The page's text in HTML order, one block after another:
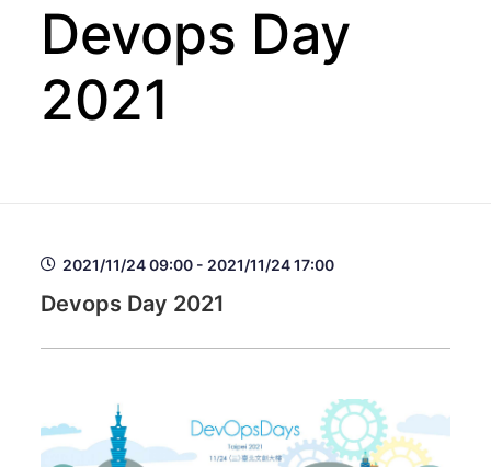
Devops Day
2021
2021/11/24 09:00 - 2021/11/24 17:00
Devops Day 2021